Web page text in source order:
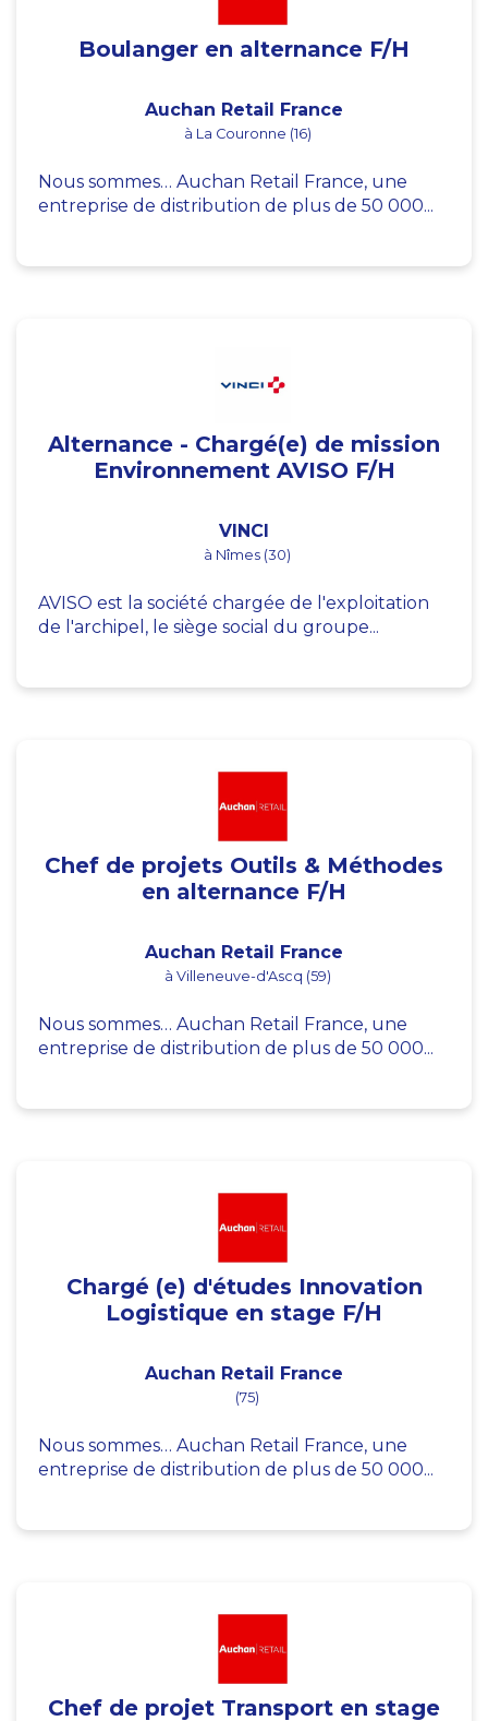
Boulanger en alternance F/H
Auchan Retail France
à La Couronne (16)
Nous sommes… Auchan Retail France, une
entreprise de distribution de plus de 50 000...
Alternance - Chargé(e) de mission
Environnement AVISO F/H
VINCI
à Nîmes (30)
AVISO est la société chargée de l'exploitation
de l'archipel, le siège social du groupe...
Chef de projets Outils & Méthodes
en alternance F/H
Auchan Retail France
à Villeneuve-d'Ascq (59)
Nous sommes… Auchan Retail France, une
entreprise de distribution de plus de 50 000...
Chargé (e) d'études Innovation
Logistique en stage F/H
Auchan Retail France
(75)
Nous sommes… Auchan Retail France, une
entreprise de distribution de plus de 50 000...
Chef de projet Transport en stage